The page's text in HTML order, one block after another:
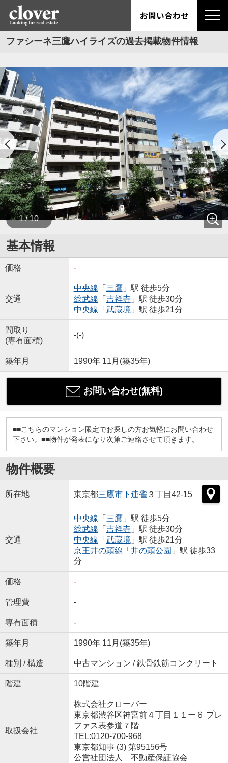
お問い合わせ
ファシーネ三鷹ハイライズの過去掲載物件情報
1 / 10
基本情報
価格 -
交通
中央線 「 三鷹 」駅 徒歩5分
総武線 「 吉祥寺」駅 徒歩30分
中央線 「 武蔵境 」駅 徒歩21分
間取り
(専有面積)
-(-)
築年月 1990年 11月(築35年)
お問い合わせ(無料)
■■こちらのマンション限定でお探しの方お気軽にお問い合わせ
下さい。■■物件が発表になり次第ご連絡させて頂きます。
物件概要
所在地 東京都三鷹市下連雀 ３丁目42-15
交通
中央線 「 三鷹 」駅 徒歩5分
総武線 「 吉祥寺」駅 徒歩30分
中央線 「 武蔵境 」駅 徒歩21分
京王井の頭線 「 井の頭公園 」駅 徒歩33
分
価格 -
管理費 -
専有面積 -
築年月 1990年 11月(築35年)
種別 / 構造 中古マンション / 鉄骨鉄筋コンクリート
階建 10階建
取扱会社
株式会社クローバー
東京都渋谷区神宮前４丁目１１ー６ プレ
ファス表参道７階
TEL:0120-700-968
東京都知事 (3) 第95156号
公営社団法人 不動産保証協会